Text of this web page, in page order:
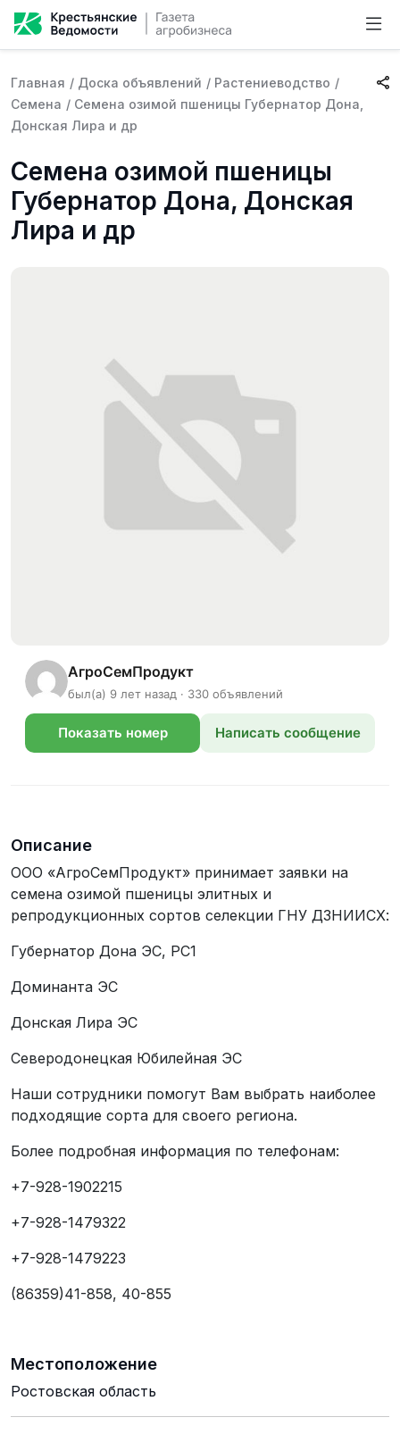
Главная / Доска объявлений / Растениеводство /
Семена / Семена озимой пшеницы Губернатор Дона,
Донская Лира и др
Семена озимой пшеницы
Губернатор Дона, Донская
Лира и др
АгроСемПродукт
был(а) 9 лет назад · 330 объявлений
Показать номер Написать сообщение
Описание
ООО «АгроСемПродукт» принимает заявки на
семена озимой пшеницы элитных и
репродукционных сортов селекции ГНУ ДЗНИИСХ:
Губернатор Дона ЭС, РС1
Доминанта ЭС
Донская Лира ЭС
Северодонецкая Юбилейная ЭС
Наши сотрудники помогут Вам выбрать наиболее
подходящие сорта для своего региона.
Более подробная информация по телефонам:
+7-928-1902215
+7-928-1479322
+7-928-1479223
(86359)41-858, 40-855
Местоположение
Ростовская область